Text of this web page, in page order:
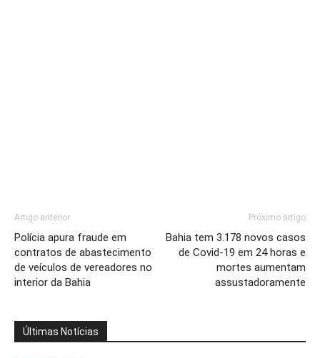
Artigo anterior
Polícia apura fraude em
contratos de abastecimento
de veículos de vereadores no
interior da Bahia
Próximo artigo
Bahia tem 3.178 novos casos
de Covid-19 em 24 horas e
mortes aumentam
assustadoramente
Últimas Notícias